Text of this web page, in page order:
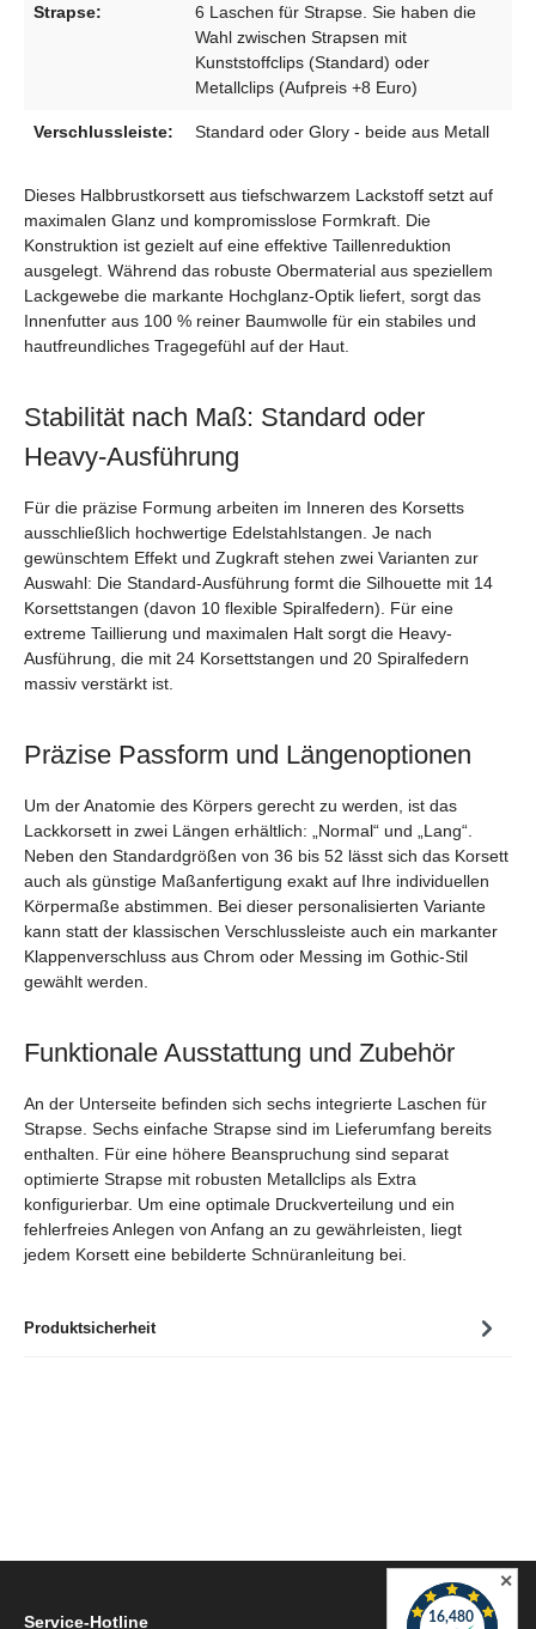
Produktsicherheit
Strapse:
6 Laschen für Strapse. Sie haben die
Wahl zwischen Strapsen mit
Kunststoffclips (Standard) oder
Metallclips (Aufpreis +8 Euro)
Verschlussleiste: Standard oder Glory - beide aus Metall
Dieses Halbbrustkorsett aus tiefschwarzem Lackstoff setzt auf
maximalen Glanz und kompromisslose Formkraft. Die
Konstruktion ist gezielt auf eine effektive Taillenreduktion
ausgelegt. Während das robuste Obermaterial aus speziellem
Lackgewebe die markante Hochglanz-Optik liefert, sorgt das
Innenfutter aus 100 % reiner Baumwolle für ein stabiles und
hautfreundliches Tragegefühl auf der Haut.
Stabilität nach Maß: Standard oder
Heavy-Ausführung
Für die präzise Formung arbeiten im Inneren des Korsetts
ausschließlich hochwertige Edelstahlstangen. Je nach
gewünschtem Effekt und Zugkraft stehen zwei Varianten zur
Auswahl: Die Standard-Ausführung formt die Silhouette mit 14
Korsettstangen (davon 10 flexible Spiralfedern). Für eine
extreme Taillierung und maximalen Halt sorgt die Heavy-
Ausführung, die mit 24 Korsettstangen und 20 Spiralfedern
massiv verstärkt ist.
Präzise Passform und Längenoptionen
Um der Anatomie des Körpers gerecht zu werden, ist das
Lackkorsett in zwei Längen erhältlich: „Normal“ und „Lang“.
Neben den Standardgrößen von 36 bis 52 lässt sich das Korsett
auch als günstige Maßanfertigung exakt auf Ihre individuellen
Körpermaße abstimmen. Bei dieser personalisierten Variante
kann statt der klassischen Verschlussleiste auch ein markanter
Klappenverschluss aus Chrom oder Messing im Gothic-Stil
gewählt werden.
Funktionale Ausstattung und Zubehör
An der Unterseite befinden sich sechs integrierte Laschen für
Strapse. Sechs einfache Strapse sind im Lieferumfang bereits
enthalten. Für eine höhere Beanspruchung sind separat
optimierte Strapse mit robusten Metallclips als Extra
konfigurierbar. Um eine optimale Druckverteilung und ein
fehlerfreies Anlegen von Anfang an zu gewährleisten, liegt
jedem Korsett eine bebilderte Schnüranleitung bei.
Service-Hotline
✕